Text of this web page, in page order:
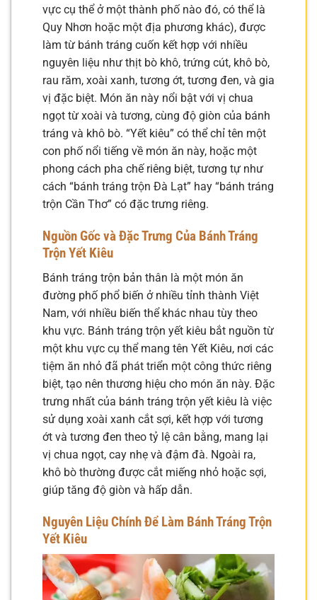
vực cụ thể ở một thành phố nào đó, có thể là
Quy Nhơn hoặc một địa phương khác), được
làm từ bánh tráng cuốn kết hợp với nhiều
nguyên liệu như thịt bò khô, trứng cút, khô bò,
rau răm, xoài xanh, tương ớt, tương đen, và gia
vị đặc biệt. Món ăn này nổi bật với vị chua
ngọt từ xoài và tương, cùng độ giòn của bánh
tráng và khô bò. “Yết kiêu” có thể chỉ tên một
con phố nổi tiếng về món ăn này, hoặc một
phong cách pha chế riêng biệt, tương tự như
cách “bánh tráng trộn Đà Lạt” hay “bánh tráng
trộn Cần Thơ” có đặc trưng riêng.
Nguồn Gốc và Đặc Trưng Của Bánh Tráng
Trộn Yết Kiêu
Bánh tráng trộn bản thân là một món ăn
đường phố phổ biến ở nhiều tỉnh thành Việt
Nam, với nhiều biến thể khác nhau tùy theo
khu vực. Bánh tráng trộn yết kiêu bắt nguồn từ
một khu vực cụ thể mang tên Yết Kiêu, nơi các
tiệm ăn nhỏ đã phát triển một công thức riêng
biệt, tạo nên thương hiệu cho món ăn này. Đặc
trưng nhất của bánh tráng trộn yết kiêu là việc
sử dụng xoài xanh cắt sợi, kết hợp với tương
ớt và tương đen theo tỷ lệ cân bằng, mang lại
vị chua ngọt, cay nhẹ và đậm đà. Ngoài ra,
khô bò thường được cắt miếng nhỏ hoặc sợi,
giúp tăng độ giòn và hấp dẫn.
Nguyên Liệu Chính Để Làm Bánh Tráng Trộn
Yết Kiêu